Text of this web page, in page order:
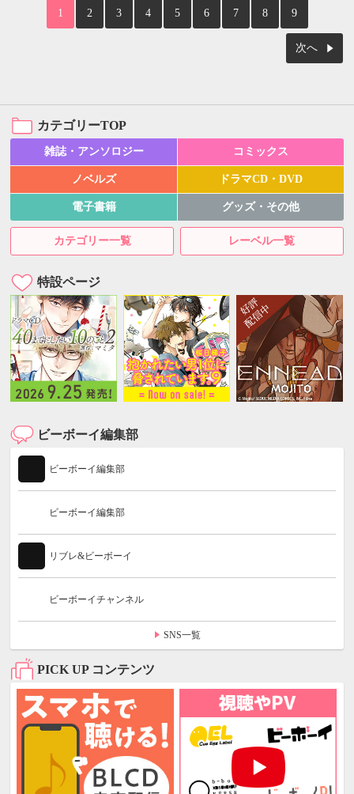
1 2 3 4 5 6 7 8 9
次へ
カテゴリーTOP
雑誌・アンソロジー コミックス
ノベルズ ドラマCD・DVD
電子書籍 グッズ・その他
カテゴリー一覧 レーベル一覧
特設ページ
ビーボーイ編集部
ビーボーイ編集部
ビーボーイ編集部
リブレ&ビーボーイ
ビーボーイチャンネル
SNS一覧
PICK UP コンテンツ